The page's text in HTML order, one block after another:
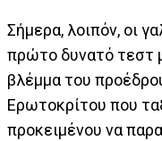
Σήμερα, λοιπόν, οι
πρώτο δυνατό τεστ
βλέμμα του
Ερωτοκρίτου που
προκειμένου να